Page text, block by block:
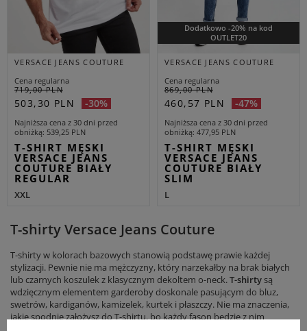
VERSACE JEANS COUTURE
Cena regularna
719,00 PLN
503,30 PLN -30%
Najniższa cena z 30 dni przed
obniżką 539,25 PLN
T-SHIRT MĘSKI
VERSACE JEANS
COUTURE BIAŁY
REGULAR
XXL
Dodatkowo -20% na kod
OUTLET20
VERSACE JEANS COUTURE
Cena regularna
869,00 PLN
460,57 PLN -47%
Najniższa cena z 30 dni przed
obniżką 477,95 PLN
T-SHIRT MĘSKI
VERSACE JEANS
COUTURE BIAŁY
SLIM
L
T-shirty Versace Jeans Couture
T-shirty w kolorach bazowych stanowią podstawę prawie każdej
stylizacji. Pewnie nie ma mężczyzny, który narzekałby na brak białych
lub czarnych koszulek z klasycznym dekoltem o-neck.T-shirtysą
wdzięcznym elementem garderoby doskonale pasującym do bluz,
swetrów, kardiganów, kamizelek, kurtek i płaszczy. Nie ma znaczenia,
jakie spodnie założysz do T-shirtu, bo każdy fason będzie z nim